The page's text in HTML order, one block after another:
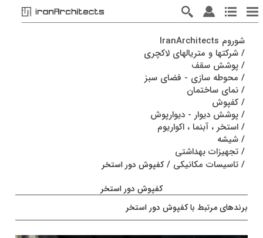
شوروم IranArchitects
/ شرکتها و متریالهای لاکچری
/ پوشش سقف
/ محوطه سازی - فضای سبز
/ نمای ساختمان
/ کفپوش
/ پوشش دیوار - دیوارپوش
/ استخر ، آبنما ، اکواریوم
/ شیشه
/ تجهیزات بهداشتی
/ تاسیسات مکانیکی /کفپوش دور استخر
کفپوش دور استخر
برندهای مرتبط با کفپوش دور استخر